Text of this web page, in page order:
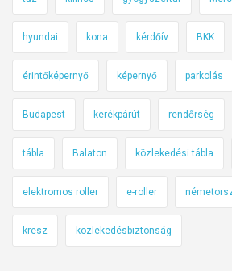
hyundai kona kérdőív BKK
érintőképernyő képernyő parkolás
Budapest kerékpárút rendőrség
tábla Balaton közlekedési tábla
elektromos roller e-roller
kresz közlekedésbiztonság